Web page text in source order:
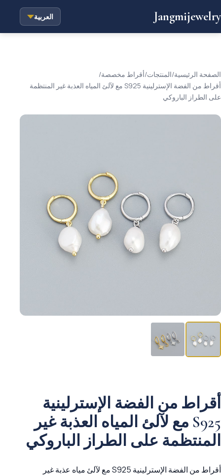
Jangmijewelry العربية
الصفحة الرئيسية/المنتجات/أقراط مخصصة/
أقراط من الفضة الإسترلينية S925 مع لآلئ المياه العذبة غير المنتظمة
على الطراز الباروكي
أقراط من الفضة الإسترلينية
S925 مع لآلئ المياه العذبة غير
المنتظمة على الطراز الباروكي
أقراط من الفضة الإسترلينية S925 مع لآلئ مياه عذبة غير